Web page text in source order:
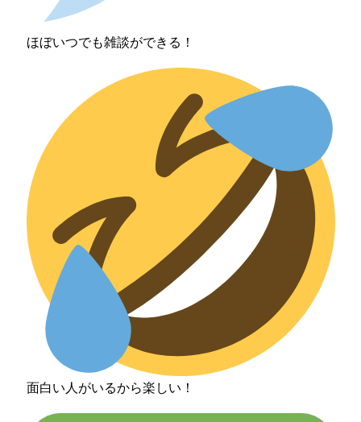
ほぼいつでも雑談ができる！
面白い人がいるから楽しい！